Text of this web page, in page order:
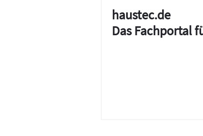
haustec.de
Das Fachportal